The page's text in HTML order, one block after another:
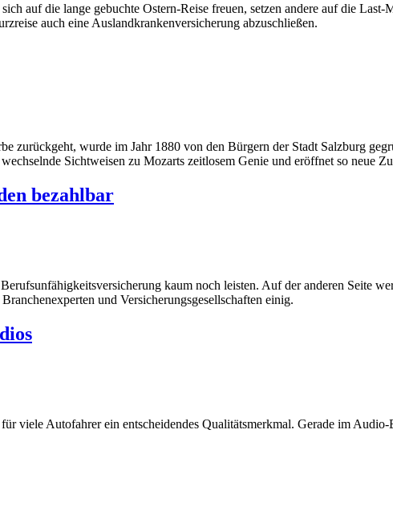
auf die lange gebuchte Ostern-Reise freuen, setzen andere auf die
auch eine Auslandkrankenversicherung abzuschließen.
zurückgeht, wurde im Jahr 1880 von den Bürgern der Stadt Salzburg
Sichtweisen zu Mozarts zeitlosem Genie und eröffnet so neue
bezahlbar
kaum noch leisten. Auf der anderen Seite
und Versicherungsgesellschaften einig.
viele Autofahrer ein entscheidendes Qualitätsmerkmal. Gerade im